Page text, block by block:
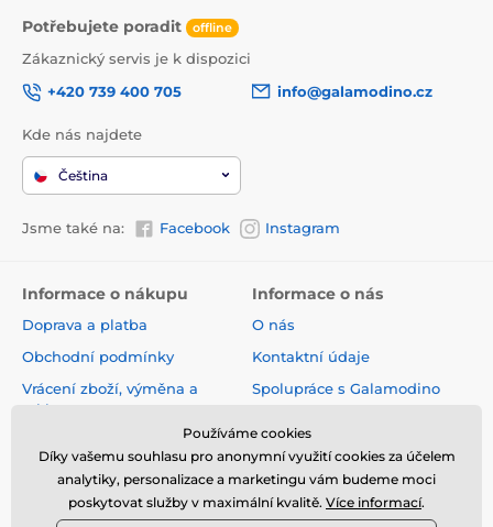
Potřebujete poradit offline
Zákaznický servis je k dispozici
+420 739 400 705
info@galamodino.cz
Kde nás najdete
Čeština
Jsme také na: Facebook Instagram
Informace o nákupu
Doprava a platba
Obchodní podmínky
Vrácení zboží, výměna a
reklamace
Online vrácení a reklamace
Sledování zásilky
Nejčastější dotazy
Informace o nás
O nás
Kontaktní údaje
Spolupráce s Galamodino
údajů
Používáme cookies
Díky vašemu souhlasu pro anonymní využití cookies za účelem
analytiky, personalizace a marketingu vám budeme moci
poskytovat služby v maximální kvalitě. Více informací.